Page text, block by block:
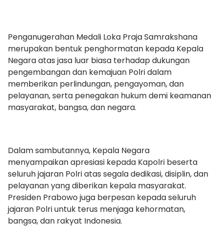
Penganugerahan Medali Loka Praja Samrakshana
merupakan bentuk penghormatan kepada Kepala
Negara atas jasa luar biasa terhadap dukungan
pengembangan dan kemajuan Polri dalam
memberikan perlindungan, pengayoman, dan
pelayanan, serta penegakan hukum demi keamanan
masyarakat, bangsa, dan negara.
Dalam sambutannya, Kepala Negara
menyampaikan apresiasi kepada Kapolri beserta
seluruh jajaran Polri atas segala dedikasi, disiplin, dan
pelayanan yang diberikan kepala masyarakat.
Presiden Prabowo juga berpesan kepada seluruh
jajaran Polri untuk terus menjaga kehormatan,
bangsa, dan rakyat Indonesia.